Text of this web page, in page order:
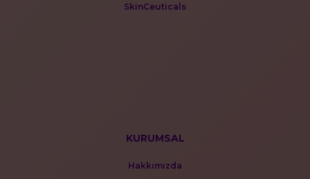
SkinCeuticals
KURUMSAL
Hakkımızda